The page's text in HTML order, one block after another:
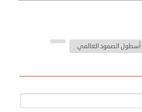
أسطول الصمود العالمي